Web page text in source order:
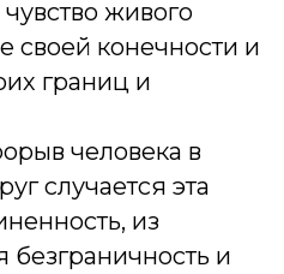
живого
своей конечности и
границ и
человека в
случается эта
из
безграничность и